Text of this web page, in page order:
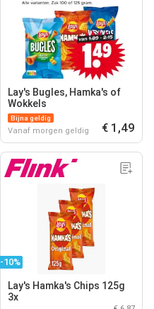
Lay's Bugles, Hamka's of
Wokkels
Bijna geldig
Vanaf morgen geldig € 1,49
-10%
Lay's Hamka's Chips 125g
3x